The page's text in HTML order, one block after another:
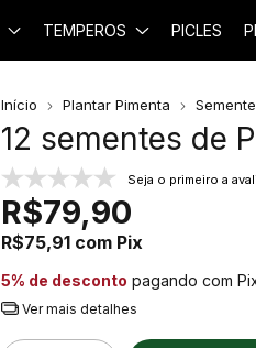
TEMPEROS PICLES
Início Plantar Pimenta
12 sementes de
Seja o primeiro a
R$79,90
R$75,91 com Pix
5% de desconto pagando com
Ver mais detalhes